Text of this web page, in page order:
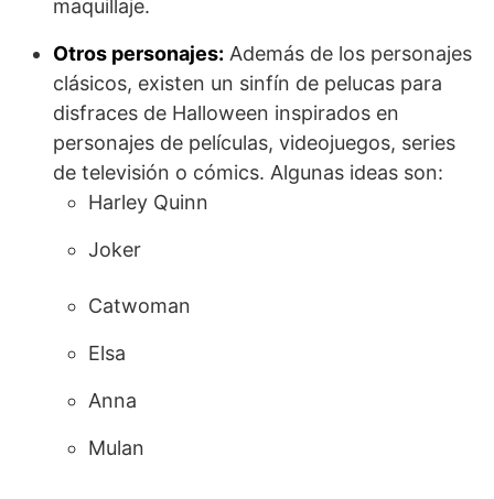
maquillaje.
Otros personajes: Además de los personajes
clásicos, existen un sinfín de pelucas para
disfraces de Halloween inspirados en
personajes de películas, videojuegos, series
de televisión o cómics. Algunas ideas son:
Harley Quinn
Joker
Catwoman
Elsa
Anna
Mulan